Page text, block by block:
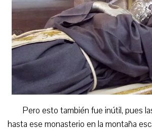
Pero esto también fue inútil, pues
hasta ese monasterio en la montaña